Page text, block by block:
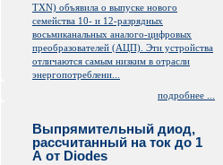
TXN) объявила о выпуске нового
семейства 10- и 12-разрядных
восьмиканальных аналого-цифровых
преобразователей (АЦП). Эти устройства
отличаются самым низким в отрасли
энергопотреблени...
подробнее ...
Выпрямительный диод,
рассчитанный на ток до 1
А от Diodes